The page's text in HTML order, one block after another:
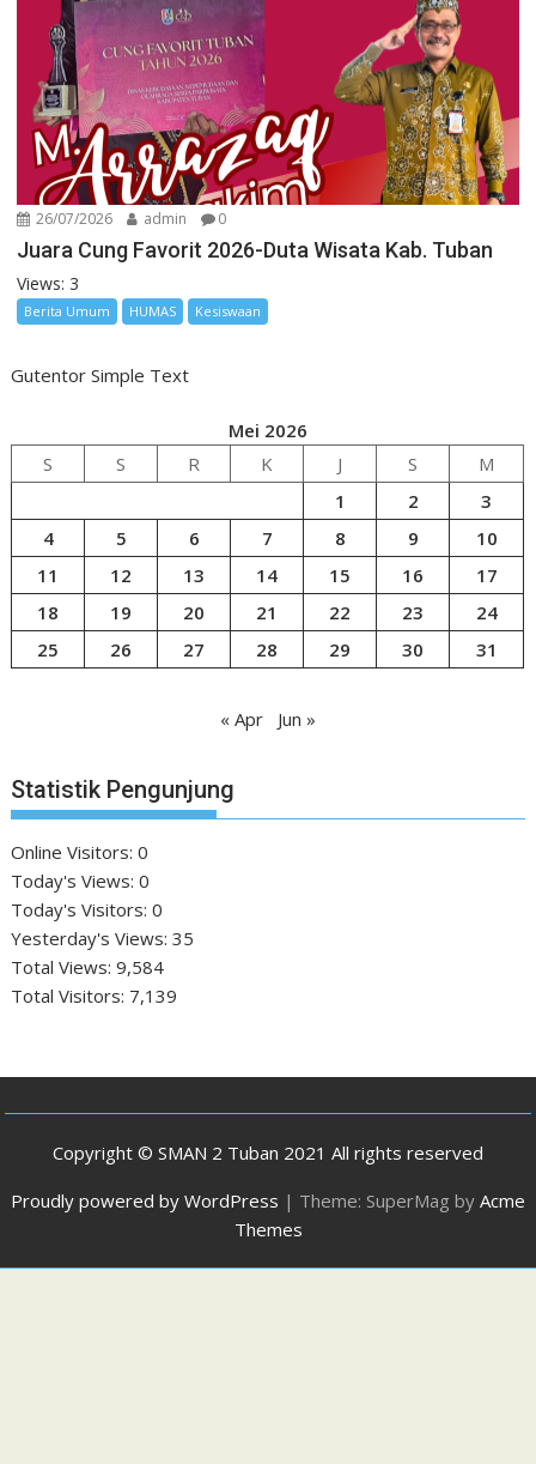
26/07/2026 admin 0
Juara Cung Favorit 2026-Duta Wisata Kab. Tuban
Views: 3
Berita Umum HUMAS Kesiswaan
Gutentor Simple Text
Mei 2026
S
S R K J S
M
1
2
3
4
5 6 7 8 9
10
11
12 13 14 15 16
17
18
19 20 21 22 23
24
25
26 27 28 29 30 31
« Apr Jun »
Statistik Pengunjung
Online Visitors:0
Today's Views:0
Today's Visitors:0
Yesterday's Views:35
Total Views:9,584
Total Visitors: 7,139
Copyright © SMAN 2 Tuban 2021 All rights reserved
Proudly powered by WordPress | Theme: SuperMag by Acme
Themes